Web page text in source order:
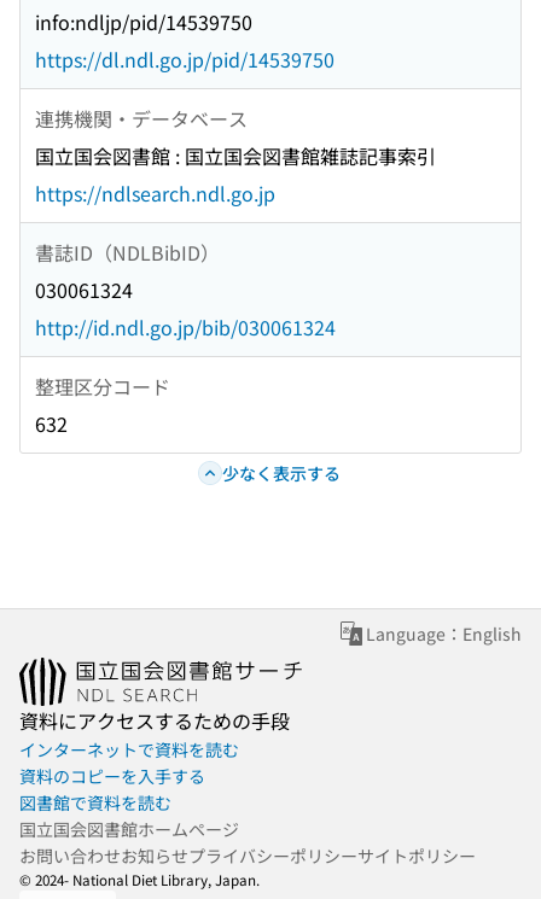
info:ndljp/pid/14539750
https://dl.ndl.go.jp/pid/14539750
連携機関・データベース
国立国会図書館 : 国立国会図書館雑誌記事索引
https://ndlsearch.ndl.go.jp
書誌ID（NDLBibID）
030061324
http://id.ndl.go.jp/bib/030061324
整理区分コード
632
少なく表示する
Language：English
資料にアクセスするための手段
インターネットで資料を読む
資料のコピーを入手する
図書館で資料を読む
国立国会図書館ホームページ
お問い合わせお知らせプライバシーポリシーサイトポリシー
© 2024- National Diet Library, Japan.